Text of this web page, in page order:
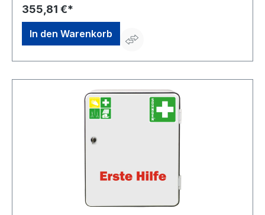
355,81 €*
In den Warenkorb